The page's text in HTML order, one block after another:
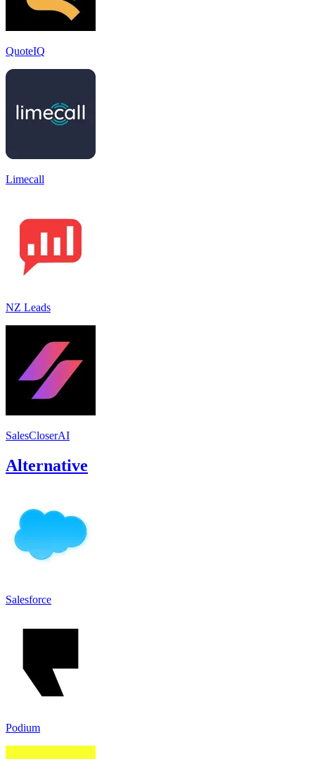
QuoteIQ
Limecall
NZ Leads
SalesCloserAI
Alternative
Salesforce
Podium